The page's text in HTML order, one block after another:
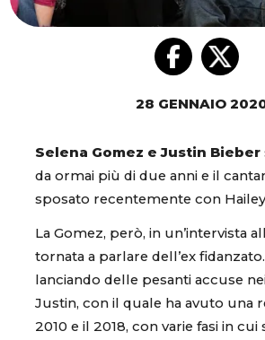
28 GENNAIO
Selena Gomez e Justin Bieber
da ormai più di due anni e il
sposato recentemente con
La Gomez, però, in un’intervista
tornata a parlare dell’ex
lanciando delle pesanti accuse
Justin, con il quale ha avuto una
2010 e il 2018, con varie fasi in cui